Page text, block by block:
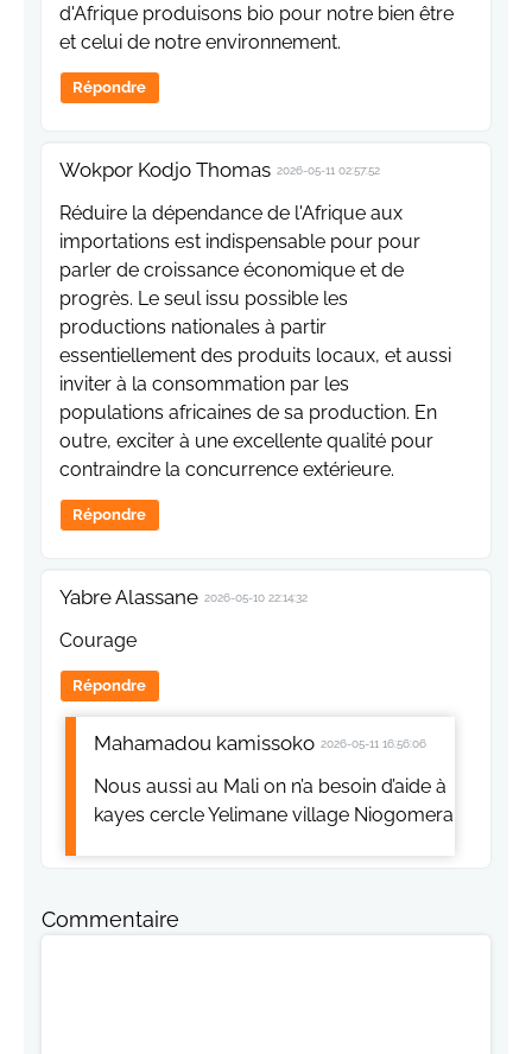
d'Afrique produisons bio pour notre bien être
et celui de notre environnement.
Répondre
Wokpor Kodjo Thomas 2026-05-11 02:57:52
Réduire la dépendance de l'Afrique aux
importations est indispensable pour pour
parler de croissance économique et de
progrès. Le seul issu possible les
productions nationales à partir
essentiellement des produits locaux, et aussi
inviter à la consommation par les
populations africaines de sa production. En
outre, exciter à une excellente qualité pour
contraindre la concurrence extérieure.
Répondre
Yabre Alassane 2026-05-10 22:14:32
Courage
Répondre
Mahamadou kamissoko 2026-05-11 16:56:06
Nous aussi au Mali on n’a besoin d’aide à
kayes cercle Yelimane village Niogomera
Commentaire